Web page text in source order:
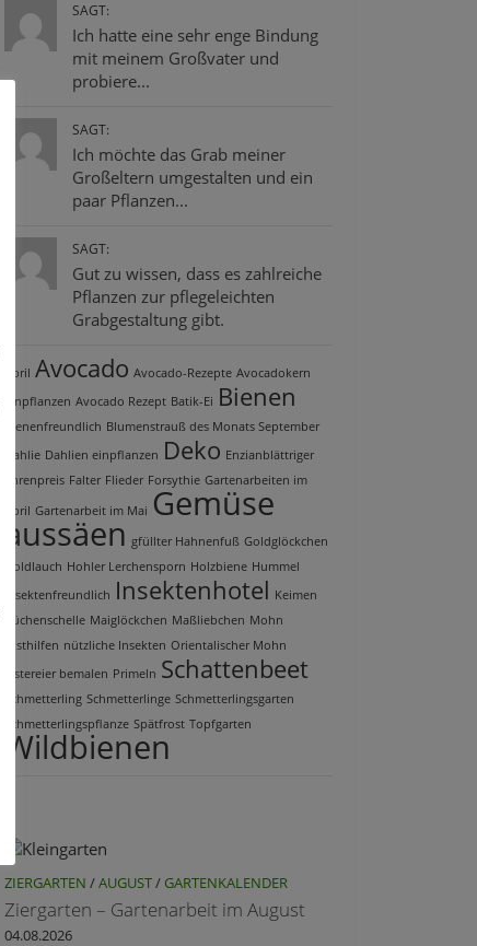
SAGT:
Ich hatte eine sehr enge Bindung
mit meinem Großvater und
probiere...
SAGT:
Ich möchte das Grab meiner
Großeltern umgestalten und ein
paar Pflanzen...
SAGT:
Gut zu wissen, dass es zahlreiche
Pflanzen zur pflegeleichten
Grabgestaltung gibt.
April Avocado Avocado-Rezepte Avocadokern
einpflanzen Avocado Rezept Batik-Ei Bienen
bienenfreundlich Blumenstrauß des Monats September
Dahlie Dahlien einpflanzen Deko Enzianblättriger
Ehrenpreis Falter Flieder Forsythie Gartenarbeiten im
April Gartenarbeit im Mai Gemüse
aussäen gfüllter Hahnenfuß Goldglöckchen
Goldlauch Hohler Lerchensporn Holzbiene Hummel
insektenfreundlich Insektenhotel Keimen
Küchenschelle Maiglöckchen Maßliebchen Mohn
Nisthilfen nützliche Insekten Orientalischer Mohn
Ostereier bemalen Primeln Schattenbeet
Schmetterling Schmetterlinge Schmetterlingsgarten
Schmetterlingspflanze Spätfrost Topfgarten
Wildbienen
ZIERGARTEN /AUGUST/ GARTENKALENDER
Ziergarten – Gartenarbeit im August
04.08.2026